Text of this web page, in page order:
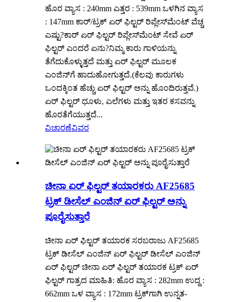
ಹೊರ ವ್ಯಾಸ : 240mm ಎತ್ತರ : 539mm ಒಳಗಿನ ವ್ಯಾಸ
: 147mm ಕಾರ್/ಟ್ರಕ್ ಏರ್ ಫಿಲ್ಟರ್ ರಿಪ್ಲೇಸ್‌ಮೆಂಟ್ ವೆಚ್ಚ
ಎಷ್ಟು?ಕಾರ್ ಏರ್ ಫಿಲ್ಟರ್ ರಿಪ್ಲೇಸ್‌ಮೆಂಟ್ ಸೇವೆ ಏರ್
ಫಿಲ್ಟರ್ ಎಂದರೆ ಏನು?ನಿಮ್ಮ ಕಾರು ಗಾಳಿಯನ್ನು
ತೆಗೆದುಕೊಳ್ಳುತ್ತದೆ ಮತ್ತು ಏರ್ ಫಿಲ್ಟರ್ ಮೂಲಕ
ಎಂಜಿನ್‌ಗೆ ಹಾದುಹೋಗುತ್ತದೆ.(ಕೆಲವು ಕಾರುಗಳು
ಒಂದಕ್ಕಿಂತ ಹೆಚ್ಚು ಏರ್ ಫಿಲ್ಟರ್ ಅನ್ನು ಹೊಂದಿರುತ್ತವೆ.)
ಏರ್ ಫಿಲ್ಟರ್ ಧೂಳು, ಎಲೆಗಳು ಮತ್ತು ಇತರ ಕಸವನ್ನು
ಹೊರತೆಗೆಯುತ್ತದೆ...
ವಿಚಾರಣೆವಿವರ
ಚೀನಾ ಏರ್ ಫಿಲ್ಟರ್ ತಯಾರಕರು AF25685
ಟ್ರಕ್ ಡೀಸೆಲ್ ಎಂಜಿನ್ ಏರ್ ಫಿಲ್ಟರ್ ಅನ್ನು
ಪೂರೈಸುತ್ತಾರೆ
ಚೀನಾ ಏರ್ ಫಿಲ್ಟರ್ ತಯಾರಕ ಸರಬರಾಜು AF25685
ಟ್ರಕ್ ಡೀಸೆಲ್ ಎಂಜಿನ್ ಏರ್ ಫಿಲ್ಟರ್ ಡೀಸೆಲ್ ಎಂಜಿನ್
ಏರ್ ಫಿಲ್ಟರ್ ಚೀನಾ ಏರ್ ಫಿಲ್ಟರ್ ತಯಾರಕ ಟ್ರಕ್ ಏರ್
ಫಿಲ್ಟರ್ ಗಾತ್ರದ ಮಾಹಿತಿ: ಹೊರ ವ್ಯಾಸ : 282mm ಉದ್ದ :
662mm ಒಳ ವ್ಯಾಸ : 172mm ಟ್ರಕ್‌ಗಾಗಿ ಉನ್ನತ-